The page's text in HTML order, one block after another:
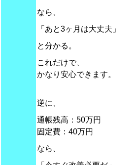
なら、
「あと3ヶ月は大丈夫」
と分かる。
これだけで、
かなり安心できます。
逆に、
通帳残高：50万円
固定費：40万円
なら、